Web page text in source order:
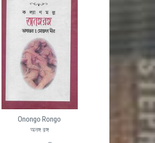
Onongo Rongo
অনঙ্গ রঙ্গ